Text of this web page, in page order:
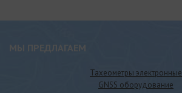
МЫ ПРЕДЛАГАЕМ
Тахеометры электронные
GNSS оборудование